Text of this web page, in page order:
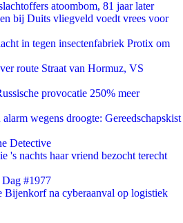
atoombom, 81 jaar later
bij Duits vliegveld voedt vrees voor
in tegen insectenfabriek Protix om
route Straat van Hormuz, VS
provocatie 250% meer
alarm wegens droogte: Gereedschapskist
Detective
's nachts haar vriend bezocht terecht
Dag #1977
Bijenkorf na cyberaanval op logistiek